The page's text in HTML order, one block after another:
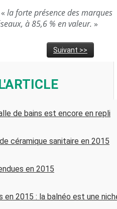
la forte présence des marques
à 85,6 % en valeur. »
Suivant >>
de bains est encore en repli
céramique sanitaire en 2015
en 2015
en 2015 : la balnéo est une